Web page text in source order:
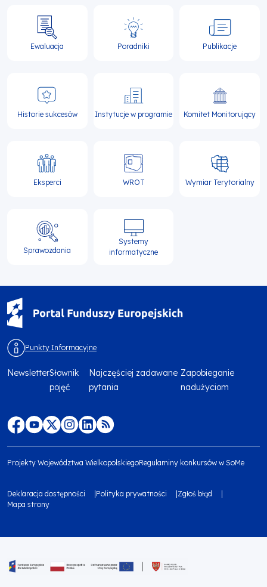
Ewaluacja Poradniki Publikacje
Historie sukcesów Instytucje w programie Komitet Monitorujący
Eksperci WROT Wymiar Terytorialny
Sprawozdania
Systemy
informatyczne
Punkty Informacyjne
Menu
footer
społecznościowe
top
NewsletterSłownik
pojęć
Najczęściej zadawane
pytania
Zapobieganie
nadużyciom
footer
Projekty Województwa WielkopolskiegoRegulaminy konkursów w SoMe
Menu
footer
2
Deklaracja dostępności Polityka prywatności
Zgłoś błąd
Mapa strony